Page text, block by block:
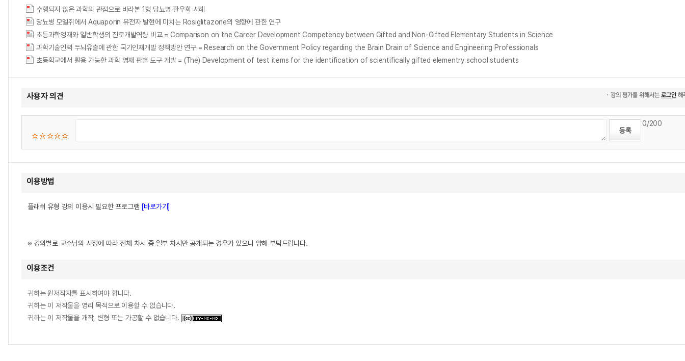
수행되지 않은 과학의 관점으로 바라본 1형 당뇨병 환우회 사례
당뇨병 모델쥐에서 Aquaporin 유전자 발현에 미치는 Rosiglitazone의 영향에 관한 연구
초등과학영재와 일반학생의 진로개발역량 비교 = Comparison on the Career Development Competency between Gifted and Non-Gifted Elementary Students in Science
과학기술인력 두뇌유출에 관한 국가인재개발 정책방안 연구 = Research on the Government Policy regarding the Brain Drain of Science and Engineering Professionals
초등학교에서 활용 가능한 과학 영재 판별 도구 개발 = (The) Development of test items for the identification of scientifically gifted elementry school students
사용자 의견
0/200
이용방법
플래쉬 유형 강의 이용시 필요한 프로그램 [바로가기]
※ 강의별로 교수님의 사정에 따라 전체 차시 중 일부 차시만 공개되는 경우가 있으니 양해 부탁드립니다.
이용조건
귀하는 원저작자를 표시하여야 합니다.
귀하는 이 저작물을 영리 목적으로 이용할 수 없습니다.
귀하는 이 저작물을 개작, 변형 또는 가공할 수 없습니다.